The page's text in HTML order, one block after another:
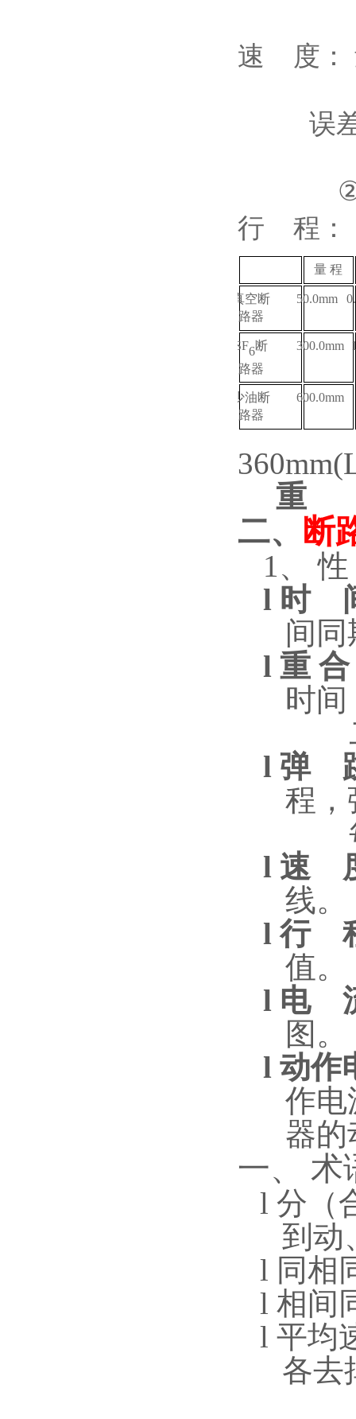
速 度
误差
② 2m/
行 程：
量 程
真空断
路器
50.0mm
SF6断
路器
300.0mm
少油断
路器
600.0mm
重
二、 断
1、性
l 时
间
l 重 合
时
l 弹
程，
l 速
线。
l行
值。
l 电
图。
l 动作
作电
器的
一、 术
l 分
到动
l 同相
l 相间
l 平均
各去